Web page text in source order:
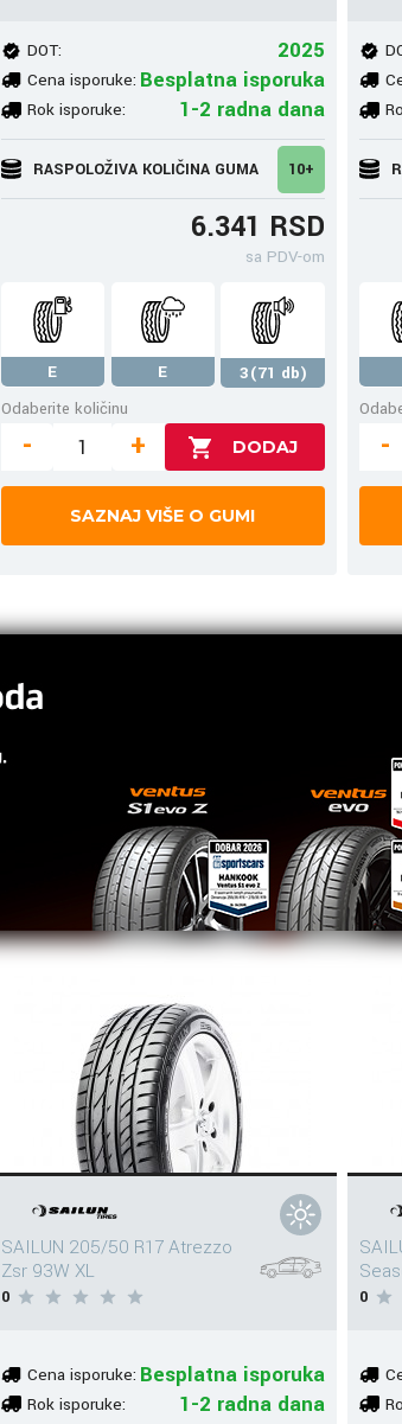
DOT: 2025
Cena isporuke: Besplatna isporuka
Rok isporuke: 1-2 radna dana
RASPOLOŽIVA KOLIČINA GUMA 10+
6.341 RSD
sa PDV-om
E E
3(71 db)
Odaberite količinu
- +
SAZNAJ VIŠE O GUMI
-
SAILUN 205/50 R17 Atrezzo
Zsr 93W XL
0
Cena isporuke: Besplatna isporuka
Rok isporuke: 1-2 radna dana
0